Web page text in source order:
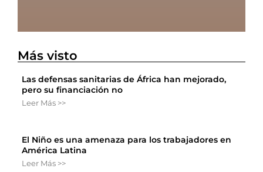
Más visto
Las defensas sanitarias de África han mejorado,
pero su financiación no
Leer Más >>
El Niño es una amenaza para los trabajadores en
América Latina
Leer Más >>